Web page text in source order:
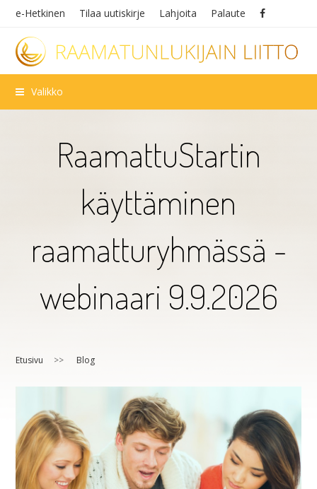
e-Hetkinen Tilaa uutiskirje Lahjoita Palaute
Valikko
RaamattuStartin
käyttäminen
raamatturyhmässä -
webinaari 9.9.2026
Etusivu >> Blog